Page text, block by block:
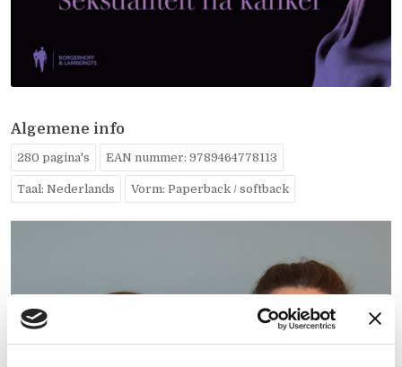
Algemene info
280 pagina's EAN nummer: 9789464778113
Taal: Nederlands Vorm: Paperback / softback